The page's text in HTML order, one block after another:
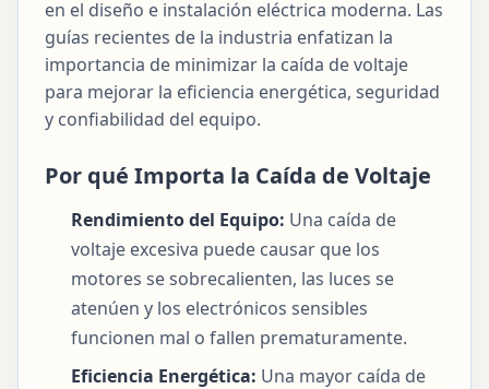
en el diseño e instalación eléctrica moderna. Las
guías recientes de la industria enfatizan la
importancia de minimizar la caída de voltaje
para mejorar la eficiencia energética, seguridad
y confiabilidad del equipo.
Por qué Importa la Caída de Voltaje
Rendimiento del Equipo: Una caída de
voltaje excesiva puede causar que los
motores se sobrecalienten, las luces se
atenúen y los electrónicos sensibles
funcionen mal o fallen prematuramente.
Eficiencia Energética: Una mayor caída de